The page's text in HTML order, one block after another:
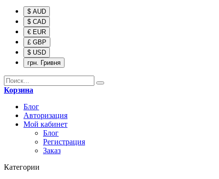
$ AUD
$ CAD
€ EUR
£ GBP
$ USD
грн. Гривня
Корзина
Блог
Авторизация
Мой кабинет
Блог
Регистрация
Заказ
Категории